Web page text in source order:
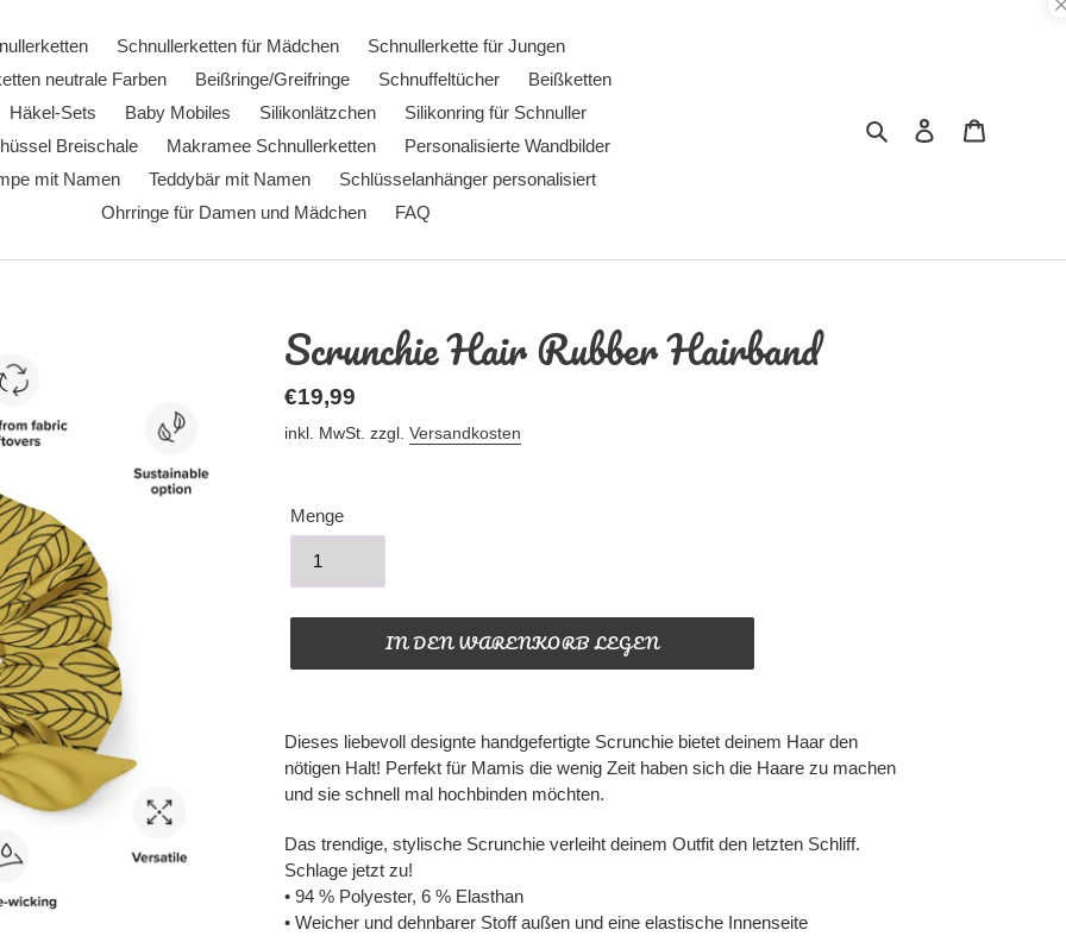
Schnullerketten für Mädchen
Schnullerkette für Jungen
neutrale Farben
Beißringe/Greifringe Schnuffeltücher
Beißketten
Häkel-Sets
Baby Mobiles Silikonlätzchen
Silikonring für Schnuller
Breischale
Makramee Schnullerketten
Personalisierte Wandbilder
mit Namen
Teddybär mit Namen
Schlüsselanhänger personalisiert
Ohrringe für Damen und Mädchen
FAQ
Suchen Einloggen
Scrunchie Hair Rubber Hairband
Normaler
Preis
€19,99
inkl. MwSt. zzgl. Versandkosten
Menge
IN DEN WARENKORB LEGEN
wird
zum
Warenkorb
Dieses liebevoll designte handgefertigte Scrunchie bietet deinem Haar den
nötigen Halt! Perfekt für Mamis die wenig Zeit haben sich die Haare zu machen
und sie schnell mal hochbinden möchten.
Das trendige, stylische Scrunchie verleiht deinem Outfit den letzten Schliff.
Schlage jetzt zu!
• 94 % Polyester, 6 % Elasthan
• Weicher und dehnbarer Stoff außen und eine elastische Innenseite